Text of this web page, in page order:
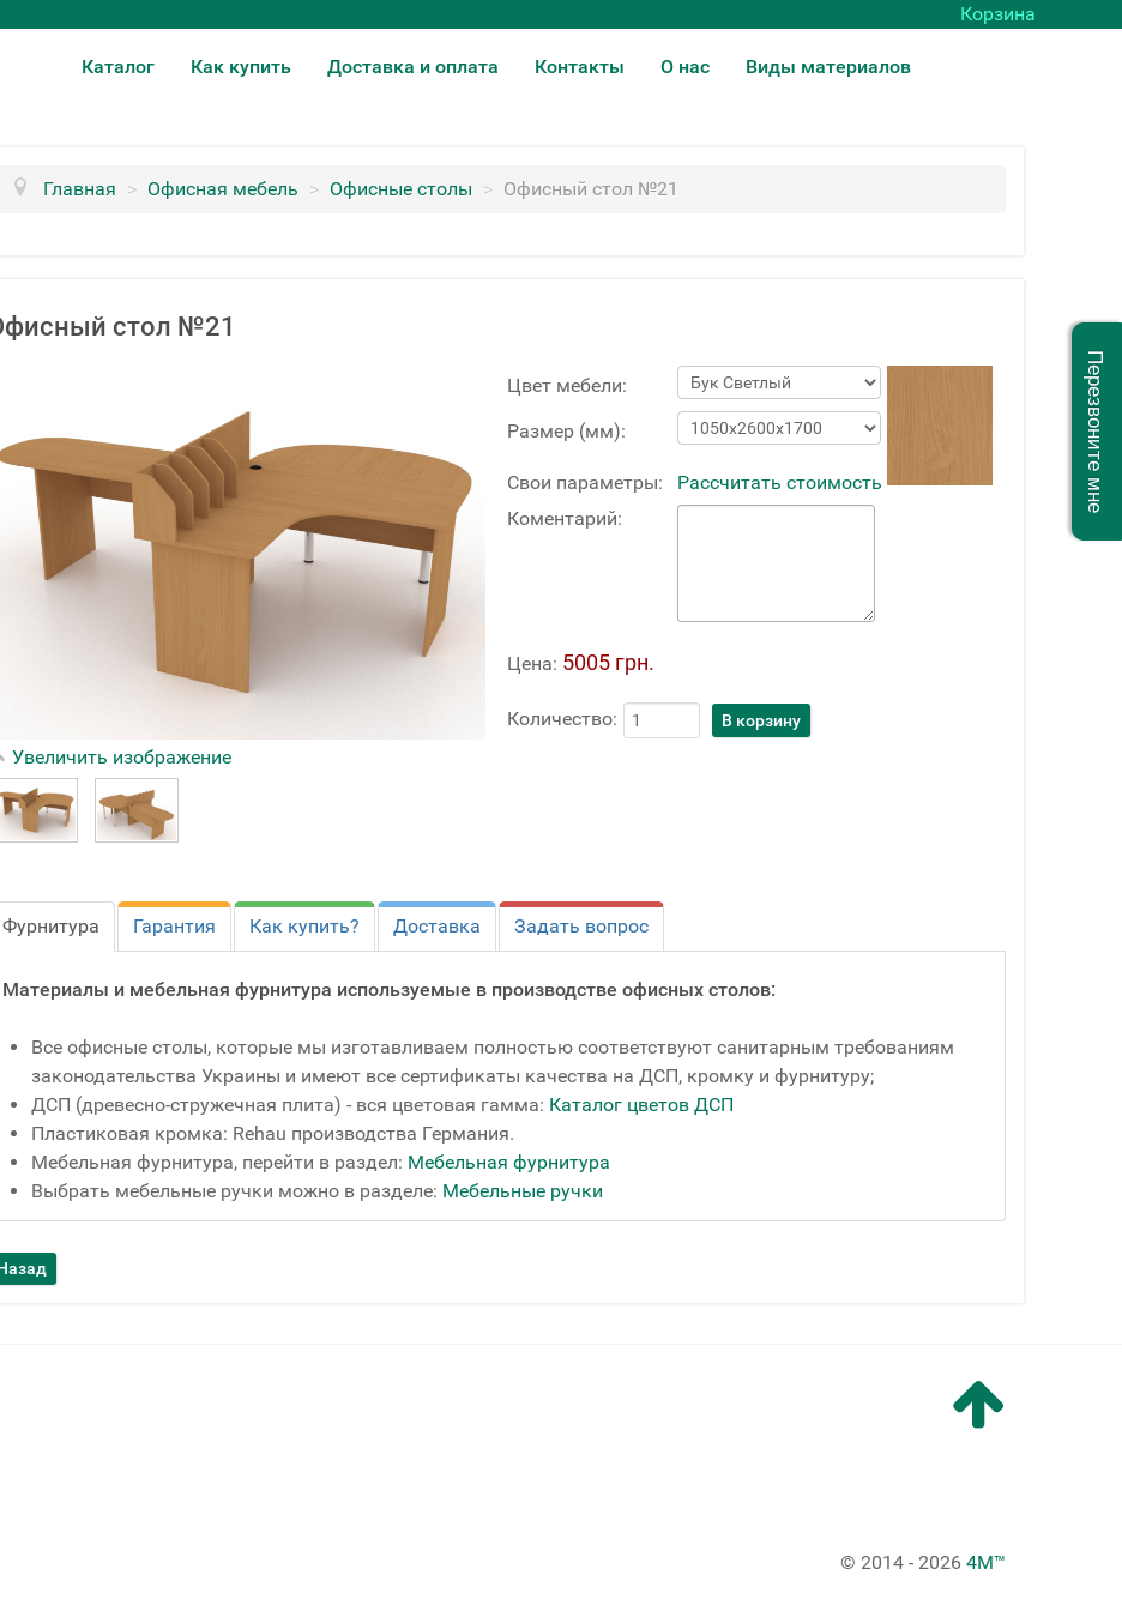
Корзина
Каталог Как купить Доставка и оплата Контакты О нас Виды материалов
Главная > Офисная мебель > Офисные столы > Офисный стол №21
стол №21
Увеличить изображение
Цвет мебели:
Размер (мм):
Свои параметры:
Рассчитать стоимость
Коментарий:
Цена: 5005 грн.
Количество:
Фурнитура Гарантия Как купить? Доставка Задать вопрос
Материалы и мебельная фурнитура используемые в производстве офисных столов:
Все офисные столы, которые мы изготавливаем полностью соответствуют санитарным требованиям
законодательства Украины и имеют все сертификаты качества на ДСП, кромку и фурнитуру;
ДСП (древесно-стружечная плита) - вся цветовая гамма: Каталог цветов ДСП
Пластиковая кромка: Rehau производства Германия.
Мебельная фурнитура, перейти в раздел: Мебельная фурнитура
Выбрать мебельные ручки можно в разделе: Мебельные ручки
© 2014 - 2026 4M™
Перезвоните мне